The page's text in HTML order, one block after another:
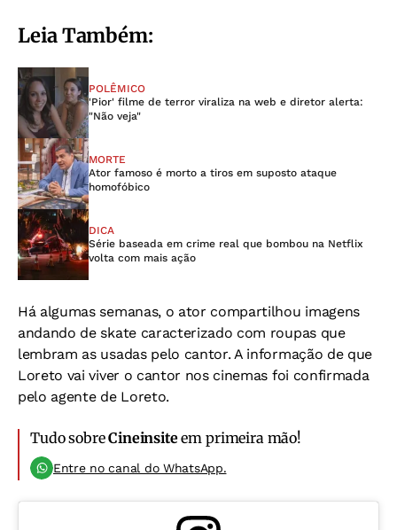
Leia Também:
POLÊMICO
'Pior' filme de terror viraliza na web e diretor alerta:
"Não veja"
MORTE
Ator famoso é morto a tiros em suposto ataque
homofóbico
DICA
Série baseada em crime real que bombou na Netflix
volta com mais ação
Há algumas semanas, o ator compartilhou imagens
andando de skate caracterizado com roupas que
lembram as usadas pelo cantor. A informação de que
Loreto vai viver o cantor nos cinemas foi confirmada
pelo agente de Loreto.
Tudo sobreCineinsiteem primeira mão!
Entre no canal do WhatsApp.